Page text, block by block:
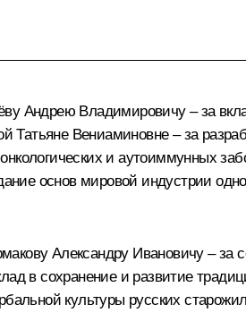
Андрею Владимировичу – за
Вениаминовне – за
и аутоиммунных
основ мировой индустрии
Александру Ивановичу –
в сохранение и развитие
культуры русских